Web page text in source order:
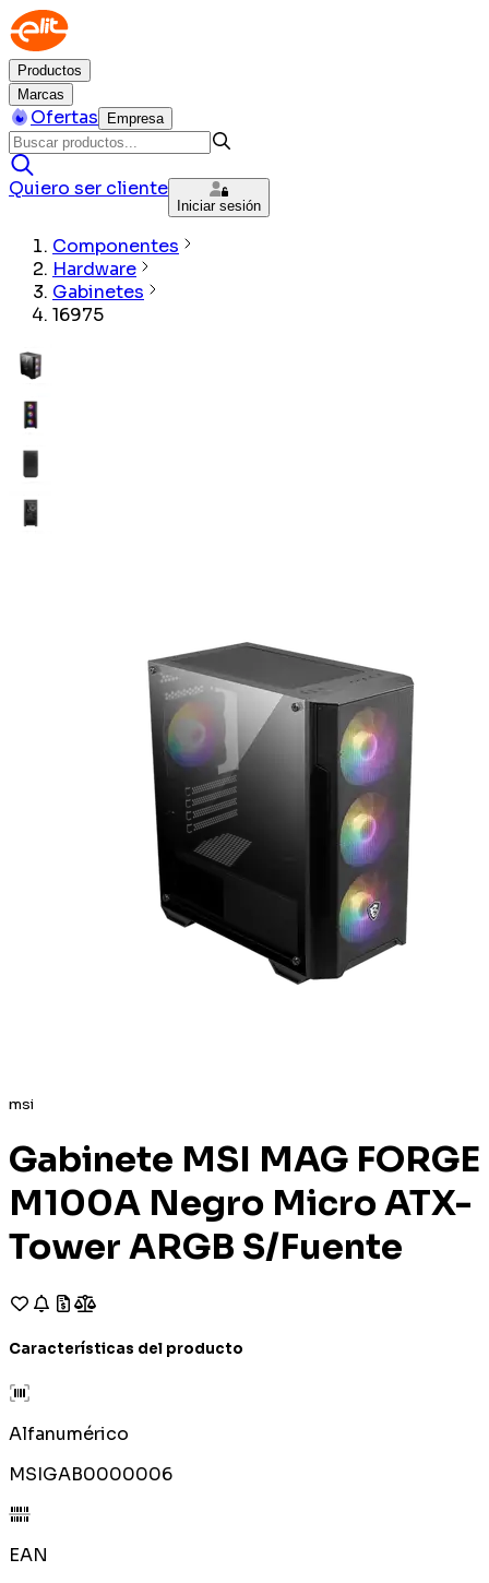
Productos
Marcas
Ofertas Empresa
Quiero ser cliente
Iniciar sesión
Componentes
Hardware
Gabinetes
16975
msi
Gabinete MSI MAG FORGE
M100A Negro Micro ATX-
Tower ARGB S/Fuente
Características del producto
Alfanumérico
MSIGAB0000006
EAN